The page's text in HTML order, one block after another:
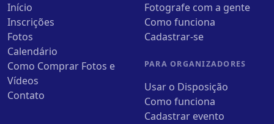
Início
Inscrições
Fotos
Calendário
Como Comprar Fotos e
Vídeos
Contato
Fotografe com a gente
Como funciona
Cadastrar-se
PARA ORGANIZADORES
Usar o Disposição
Como funciona
Cadastrar evento